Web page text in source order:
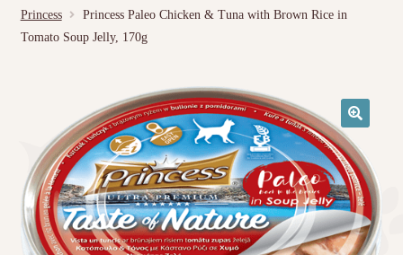
Γάτα
Κουνέλι
Πουλί
Κρεβατάκια
Princess
Princess Paleo Chicken & Tuna with Brown Rice in
Tomato Soup Jelly, 170g
🔍